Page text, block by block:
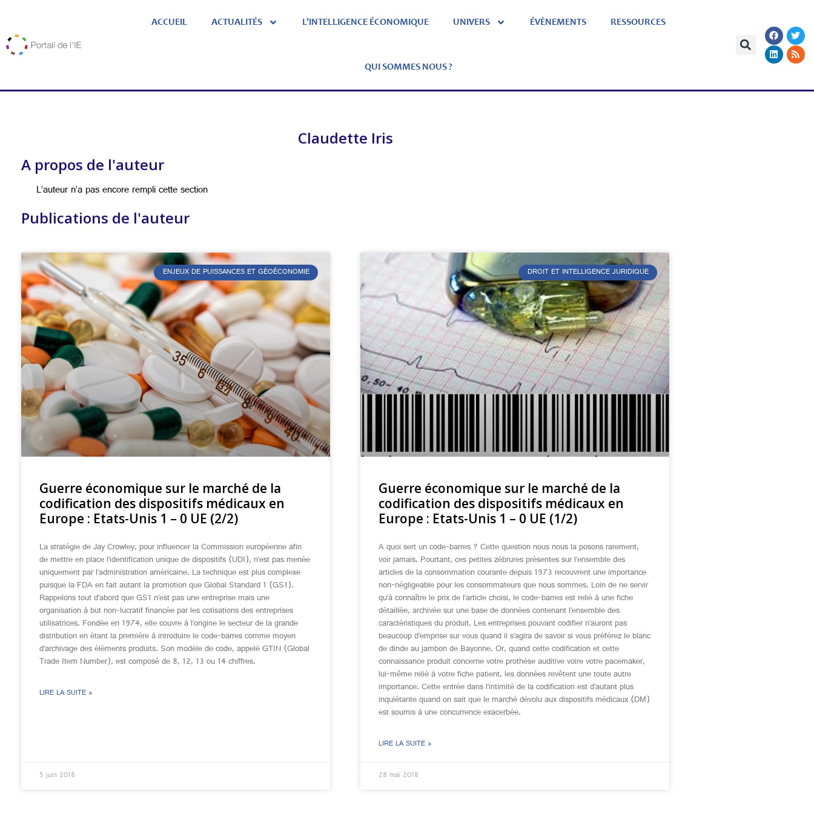
ACCUEIL ACTUALITÉS L’INTELLIGENCE ÉCONOMIQUE UNIVERS ÉVÈNEMENTS RESSOURCES
QUI SOMMES NOUS ?
Claudette Iris
A propos de l'auteur
L’auteur n’a pas encore rempli cette section
Publications de l'auteur
ENJEUX DE PUISSANCES ET GÉOÉCONOMIE
Guerre économique sur le marché de la
codification des dispositifs médicaux en
Europe : Etats-Unis 1 – 0 UE (2/2)
La stratégie de Jay Crowley, pour influencer la Commission européenne afin
de mettre en place l’identification unique de dispositifs (UDI), n’est pas menée
uniquement par l’administration américaine. La technique est plus complexe
puisque la FDA en fait autant la promotion que Global Standard 1 (GS1).
Rappelons tout d’abord que GS1 n’est pas une entreprise mais une
organisation à but non-lucratif financée par les cotisations des entreprises
utilisatrices. Fondée en 1974, elle couvre à l’origine le secteur de la grande
distribution en étant la première à introduire le code-barres comme moyen
d’archivage des éléments produits. Son modèle de code, appelé GTIN (Global
Trade Item Number), est composé de 8, 12, 13 ou 14 chiffres.
LIRE LA SUITE »
5 juin 2018
DROIT ET INTELLIGENCE JURIDIQUE
Guerre économique sur le marché de la
codification des dispositifs médicaux en
Europe : Etats-Unis 1 – 0 UE (1/2)
A quoi sert un code-barres ? Cette question nous nous la posons rarement,
voir jamais. Pourtant, ces petites zébrures présentes sur l’ensemble des
articles de la consommation courante depuis 1973 recouvrent une importance
non-négligeable pour les consommateurs que nous sommes. Loin de ne servir
qu’à connaître le prix de l’article choisi, le code-barres est relié à une fiche
détaillée, archivée sur une base de données contenant l’ensemble des
caractéristiques du produit. Les entreprises pouvant codifier n’auront pas
beaucoup d’emprise sur vous quand il s’agira de savoir si vous préférez le blanc
de dinde au jambon de Bayonne. Or, quand cette codification et cette
connaissance produit concerne votre prothèse auditive voire votre pacemaker,
lui-même relié à votre fiche patient, les données revêtent une toute autre
importance. Cette entrée dans l’intimité de la codification est d’autant plus
inquiétante quand on sait que le marché dévolu aux dispositifs médicaux (DM)
est soumis à une concurrence exacerbée.
LIRE LA SUITE »
28 mai 2018